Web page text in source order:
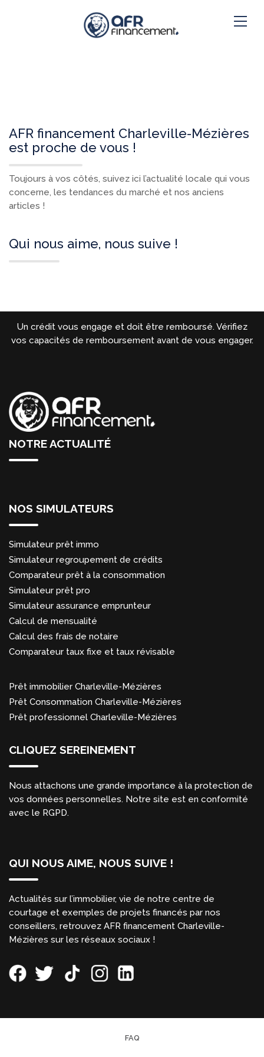
AFR financement Charleville-Mézières
est proche de vous !
Toujours à vos côtés, suivez ici l’actualité locale qui vous
concerne, les tendances du marché et nos anciens
articles !
Qui nous aime, nous suive !
Un crédit vous engage et doit être remboursé. Vérifiez
vos capacités de remboursement avant de vous engager.
NOTRE ACTUALITÉ
NOS SIMULATEURS
Simulateur prêt immo
Simulateur regroupement de crédits
Comparateur prêt à la consommation
Simulateur prêt pro
Simulateur assurance emprunteur
Calcul de mensualité
Calcul des frais de notaire
Comparateur taux fixe et taux révisable
Prêt immobilier Charleville-Mézières
Prêt Consommation Charleville-Mézières
Prêt professionnel Charleville-Mézières
CLIQUEZ SEREINEMENT
Nous attachons une grande importance à la protection de
vos données personnelles. Notre site est en conformité
avec le RGPD.
QUI NOUS AIME, NOUS SUIVE !
Actualités sur l’immobilier, vie de notre centre de
courtage et exemples de projets financés par nos
conseillers, retrouvez AFR financement Charleville-
Mézières sur les réseaux sociaux !
FAQ